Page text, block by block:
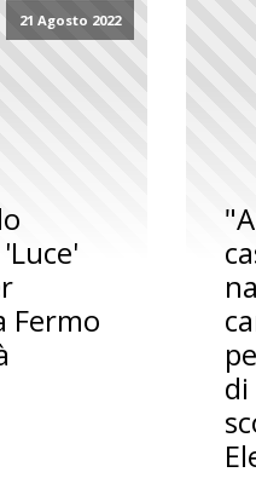
21 Agosto 2022
Fermo